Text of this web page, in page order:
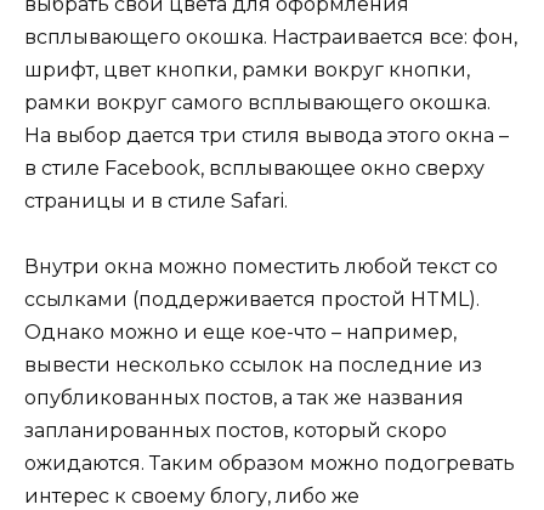
всплывающего окошка. Настраивается все: фон,
шрифт, цвет кнопки, рамки вокруг кнопки,
рамки вокруг самого всплывающего окошка.
На выбор дается три стиля вывода этого окна –
в стиле Facebook, всплывающее окно сверху
страницы и в стиле Safari.
Внутри окна можно поместить любой текст со
ссылками (поддерживается простой HTML).
Однако можно и еще кое-что – например,
вывести несколько ссылок на последние из
опубликованных постов, а так же названия
запланированных постов, который скоро
ожидаются. Таким образом можно подогревать
интерес к своему блогу, либо же